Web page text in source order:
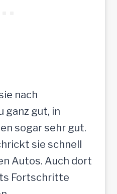
nach
ganz gut, in
sogar sehr gut.
sie schnell
Autos. Auch dort
Fortschritte